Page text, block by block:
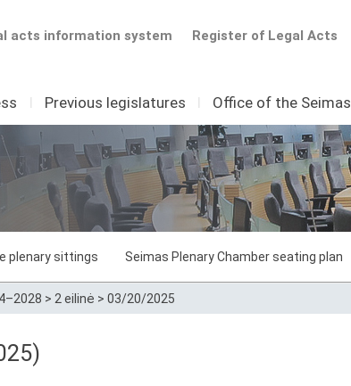
Register of Legal Acts
acts information system
I Previous legislatures I Office of the Seimas
plenary sittings Seimas Plenary Chamber seating plan
> 2 eilinė > 03/20/2025